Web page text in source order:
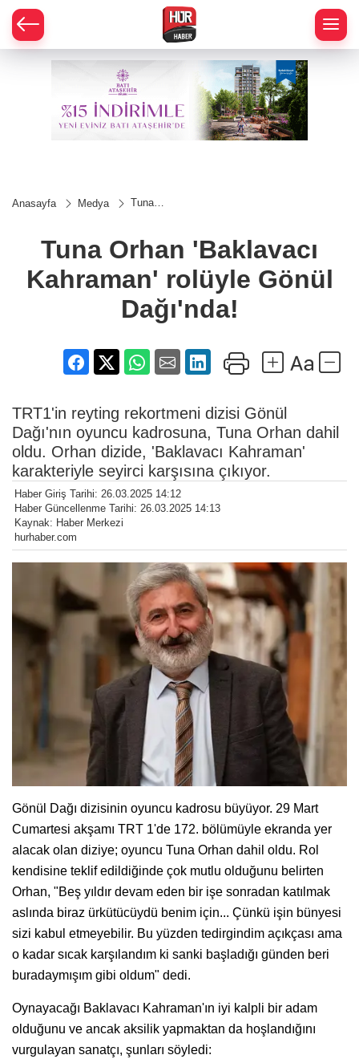
Anasayfa Medya
Tuna
Kahraman'
rolüyle
Dağı'nda!
Tuna Orhan 'Baklavacı
Kahraman' rolüyle Gönül
Dağı'nda!
TRT1'in reyting rekortmeni dizisi Gönül
Dağı'nın oyuncu kadrosuna, Tuna Orhan dahil
oldu. Orhan dizide, 'Baklavacı Kahraman'
karakteriyle seyirci karşısına çıkıyor.
Haber Giriş Tarihi: 26.03.2025 14:12
Haber Güncellenme Tarihi: 26.03.2025 14:13
Kaynak: Haber Merkezi
hurhaber.com
Gönül Dağı dizisinin oyuncu kadrosu büyüyor. 29 Mart
Cumartesi akşamı TRT 1'de 172. bölümüyle ekranda yer
alacak olan diziye; oyuncu Tuna Orhan dahil oldu. Rol
kendisine teklif edildiğinde çok mutlu olduğunu belirten
Orhan, "Beş yıldır devam eden bir işe sonradan katılmak
aslında biraz ürkütücüydü benim için... Çünkü işin bünyesi
sizi kabul etmeyebilir. Bu yüzden tedirgindim açıkçası ama
o kadar sıcak karşılandım ki sanki başladığı günden beri
buradaymışım gibi oldum" dedi.
Oynayacağı Baklavacı Kahraman'ın iyi kalpli bir adam
olduğunu ve ancak aksilik yapmaktan da hoşlandığını
vurgulayan sanatçı, şunları söyledi: